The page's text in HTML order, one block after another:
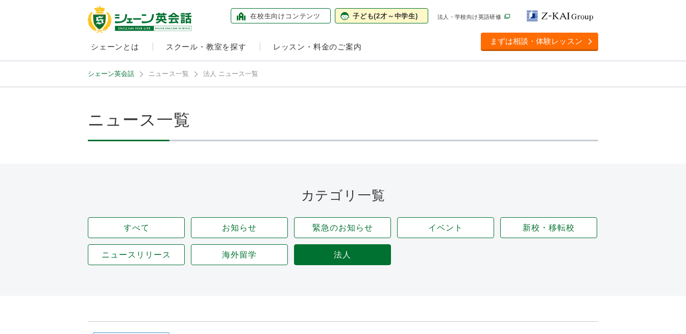
在校生向け コンテンツ 子ども(2才～中学生) 法人・学校向け英語研修
シェーンとは スクール・教室を探す レッスン・料金のご案内
まずは相談・体験レッスン
シェーン英会話 ニュース一覧 法人 ニュース一覧
ニュース一覧
カテゴリ一覧
すべて お知らせ 緊急のお知らせ イベント 新校・移転校
ニュースリリース 海外留学 法人